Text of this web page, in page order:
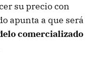
su precio con
apunta a que será
comercializado